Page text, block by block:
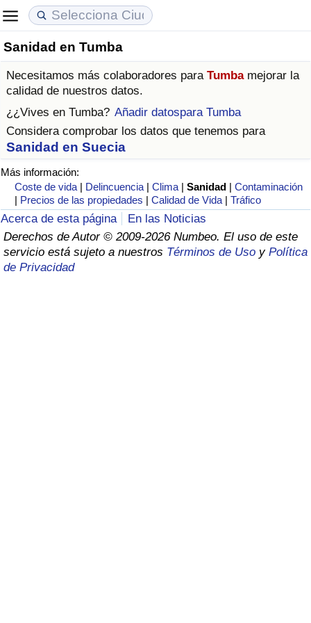
Sanidad en Tumba
Necesitamos más colaboradores para Tumbamejorar la
calidad de nuestros datos.
¿¿Vives en Tumba? Añadir datospara Tumba
Considera comprobar los datos que tenemos para
Sanidad en Suecia
Más información:
Coste de vida | Delincuencia |Clima |Sanidad |Contaminación
| Precios de las propiedades |Calidad de Vida |Tráfico
Acerca de esta página
En las Noticias
Derechos de Autor © 2009-2026 Numbeo. El uso de este
servicio está sujeto a nuestros Términos de Uso y Política
de Privacidad
Coste de vida
Índice de Costo de Vida (Actual)
Índice de Costo de Vida
Índice de costo de vida por país
en aqaba
Precios de las propiedades
Índice de Precios de Inmuebles (Actual)
Índice de Precios de Inmuebles
Índice de Precios de Inmuebles por País
Calidad de Vida
Índice de Calidad de Vida
Índice de Calidad de Vida (Actual)
Índice de calidad de vida por país
Delincuencia
Calificación del Índice de Criminalidad
(Actual)